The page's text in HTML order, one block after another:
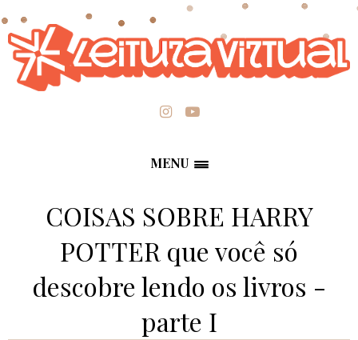
MENU
COISAS SOBRE HARRY
POTTER que você só
descobre lendo os livros -
parte I